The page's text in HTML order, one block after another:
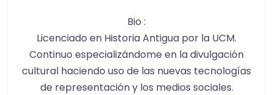
Bio :
Licenciado en Historia Antigua por la UCM.
Continuo especializándome en la divulgación
cultural haciendo uso de las nuevas tecnologías
de representación y los medios sociales.